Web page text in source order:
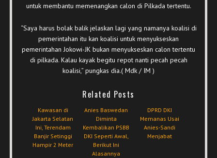
untuk membantu memenangkan calon di Pilkada tertentu.
“Saya harus bolak balik jelaskan lagi yang namanya koalisi di
pemerintahan itu kan koalisi untuk menyukseskan
pemerintahan Jokowi-JK bukan menyukseskan calon tertentu
di pilkada. Kalau kayak begitu repot nanti pecah pecah
koalisi,” pungkas dia.( Mdk / IM )
Related Posts
Kawasan di
Jakarta Selatan
Ini, Terendam
Banjir Setinggi
Hampir 2 Meter
Anies Baswedan
Diminta
Kembalikan PSBB
DKI Seperti Awal,
Berikut Ini
Alasannya
DPRD DKI
Memanas Usai
Anies-Sandi
Menjabat